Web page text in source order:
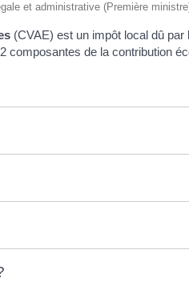
et administrative (Première
(CVAE) est un impôt local dû par
de la contribution